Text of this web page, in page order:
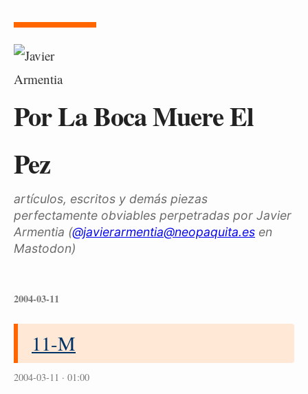
Por La Boca Muere El
Pez
artículos, escritos y demás piezas
perfectamente obviables perpetradas por Javier
Armentia (@javierarmentia@neopaquita.es en
Mastodon)
2004-03-11
11-M
2004-03-11 · 01:00